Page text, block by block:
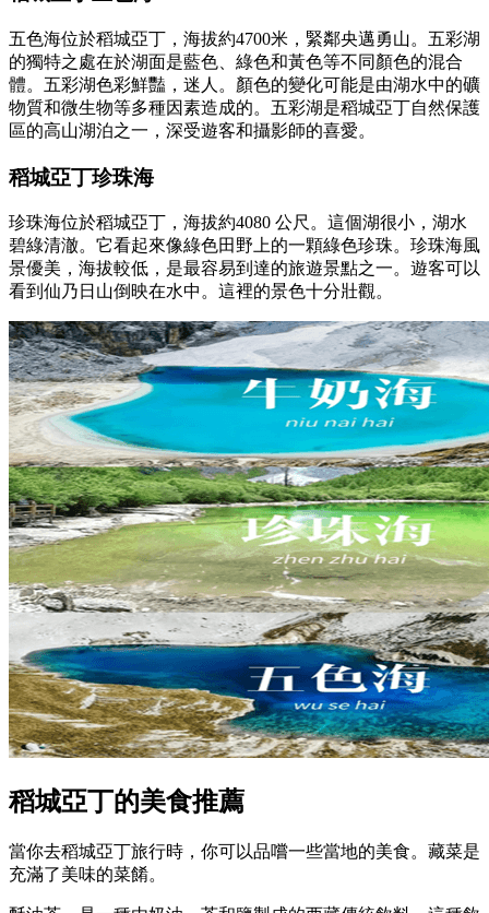
五色海位於稻城亞丁，海拔約4700米，緊鄰央邁勇山。五彩湖
的獨特之處在於湖面是藍色、綠色和黃色等不同顏色的混合
體。五彩湖色彩鮮豔，迷人。顏色的變化可能是由湖水中的礦
物質和微生物等多種因素造成的。五彩湖是稻城亞丁自然保護
區的高山湖泊之一，深受遊客和攝影師的喜愛。
稻城亞丁珍珠海
珍珠海位於稻城亞丁，海拔約4080 公尺。這個湖很小，湖水
碧綠清澈。它看起來像綠色田野上的一顆綠色珍珠。珍珠海風
景優美，海拔較低，是最容易到達的旅遊景點之一。遊客可以
看到仙乃日山倒映在水中。這裡的景色十分壯觀。
稻城亞丁的美食推薦
當你去稻城亞丁旅行時，你可以品嚐一些當地的美食。藏菜是
充滿了美味的菜餚。